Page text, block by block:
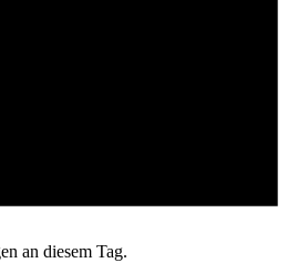
an diesem Tag.